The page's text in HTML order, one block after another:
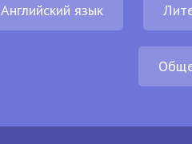
Английский язык